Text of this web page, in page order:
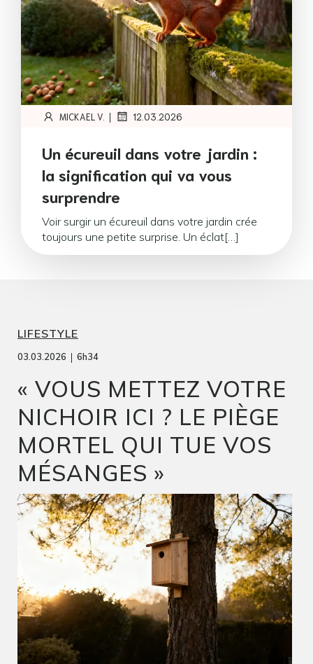
MICKAEL V. | 12.03.2026
Un écureuil dans votre jardin :
la signification qui va vous
surprendre
Voir surgir un écureuil dans votre jardin crée
toujours une petite surprise. Un éclat[…]
LIFESTYLE
03.03.2026 | 6h34
« VOUS METTEZ VOTRE
NICHOIR ICI ? LE PIÈGE
MORTEL QUI TUE VOS
MÉSANGES »